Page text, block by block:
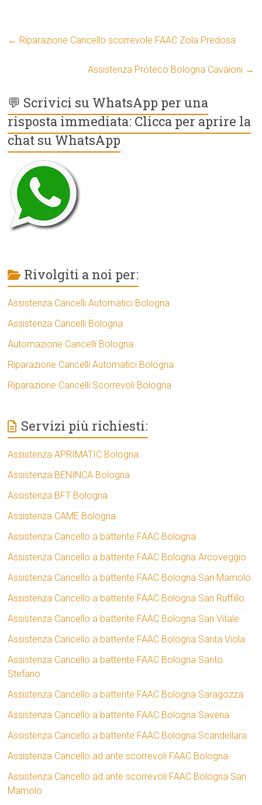
← Riparazione Cancello scorrevole FAAC Zola Predosa
Assistenza Proteco Bologna Cavaioni →
💬 Scrivici su WhatsApp per una
risposta immediata: Clicca per aprire la
chat su WhatsApp
Rivolgiti a noi per:
Assistenza Cancelli Automatici Bologna
Assistenza Cancelli Bologna
Automazione Cancelli Bologna
Riparazione Cancelli Automatici Bologna
Riparazione Cancelli Scorrevoli Bologna
Servizi più richiesti:
Assistenza APRIMATIC Bologna
Assistenza BENINCA Bologna
Assistenza BFT Bologna
Assistenza CAME Bologna
Assistenza Cancello a battente FAAC Bologna
Assistenza Cancello a battente FAAC Bologna Arcoveggio
Assistenza Cancello a battente FAAC Bologna San Mamolo
Assistenza Cancello a battente FAAC Bologna San Ruffillo
Assistenza Cancello a battente FAAC Bologna San Vitale
Assistenza Cancello a battente FAAC Bologna Santa Viola
Assistenza Cancello a battente FAAC Bologna Santo
Stefano
Assistenza Cancello a battente FAAC Bologna Saragozza
Assistenza Cancello a battente FAAC Bologna Savena
Assistenza Cancello a battente FAAC Bologna Scandellara
Assistenza Cancello ad ante scorrevoli FAAC Bologna
Assistenza Cancello ad ante scorrevoli FAAC Bologna San
Mamolo